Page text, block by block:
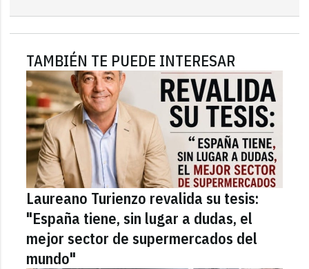
TAMBIÉN TE PUEDE INTERESAR
Laureano Turienzo revalida su tesis:
"España tiene, sin lugar a dudas, el
mejor sector de supermercados del
mundo"